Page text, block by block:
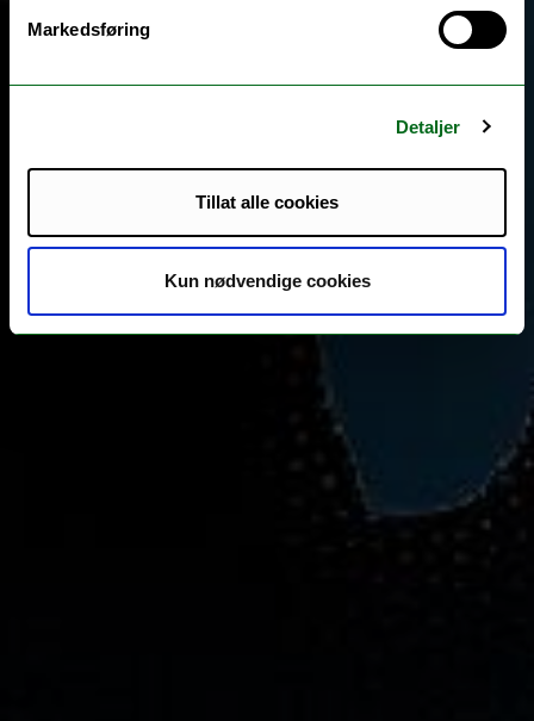
Markedsføring
Detaljer
Tillat alle cookies
Kun nødvendige cookies